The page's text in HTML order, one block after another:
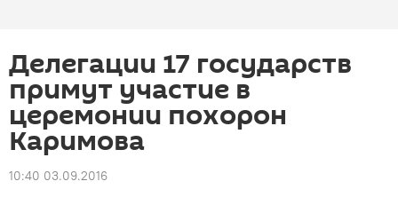
Делегации 17 государств
примут участие в
церемонии похорон
Каримова
10:40 03.09.2016